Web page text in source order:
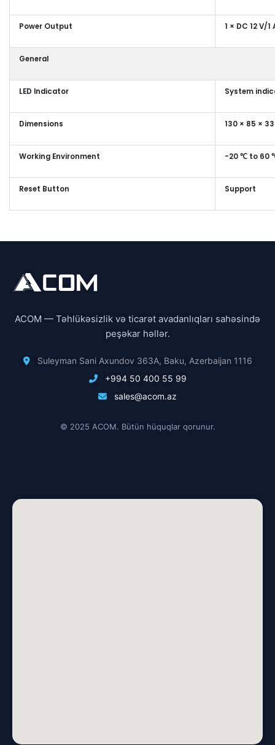
Power Output 1 × DC 12 V/
General
LED Indicator System
Dimensions 130 × 85 ×
Working Environment -20 ℃ to 60
Reset Button Support
ACOM — Təhlükəsizlik və ticarət avadanlıqları sahəsində
peşəkar həllər.
Suleyman Sani Axundov 363A, Baku, Azerbaijan 1116
+994 50 400 55 99
sales@acom.az
© 2025 ACOM. Bütün hüquqlar qorunur.